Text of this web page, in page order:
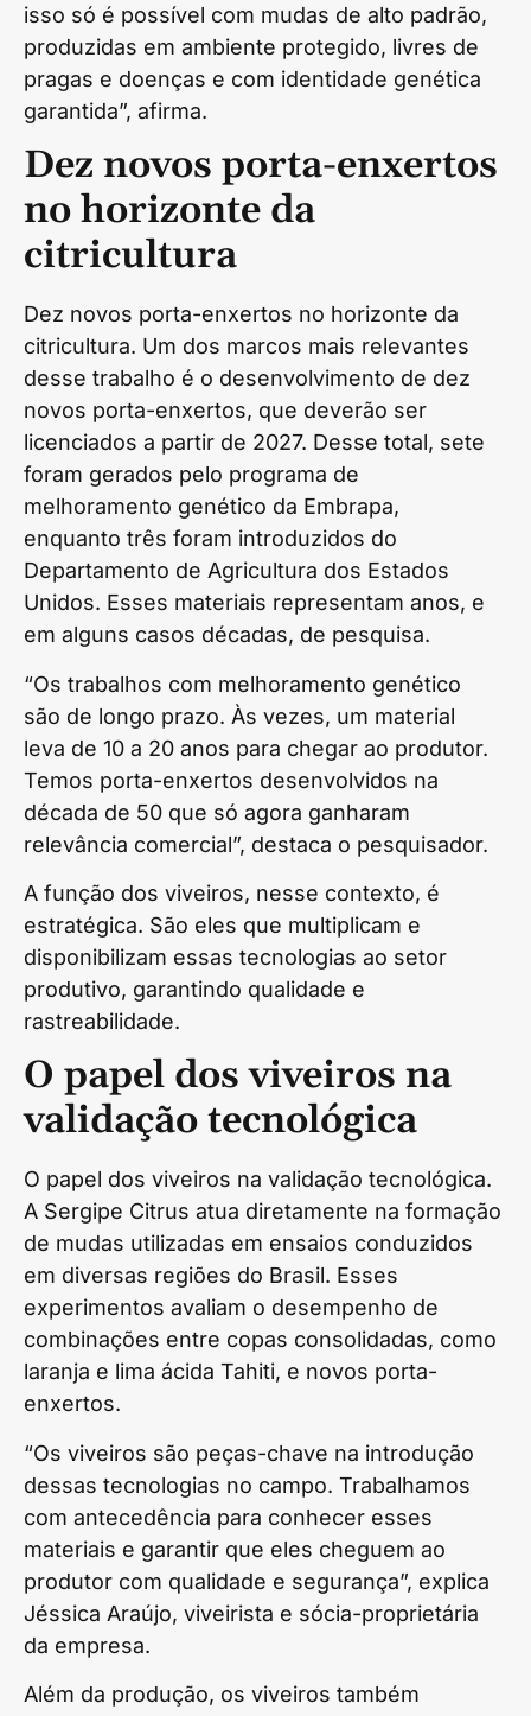
isso só é possível com mudas de alto padrão,
produzidas em ambiente protegido, livres de
pragas e doenças e com identidade genética
garantida”, afirma.
Dez novos porta-enxertos
no horizonte da
citricultura
Dez novos porta-enxertos no horizonte da
citricultura. Um dos marcos mais relevantes
desse trabalho é o desenvolvimento de dez
novos porta-enxertos, que deverão ser
licenciados a partir de 2027. Desse total, sete
foram gerados pelo programa de
melhoramento genético da Embrapa,
enquanto três foram introduzidos do
Departamento de Agricultura dos Estados
Unidos. Esses materiais representam anos, e
em alguns casos décadas, de pesquisa.
“Os trabalhos com melhoramento genético
são de longo prazo. Às vezes, um material
leva de 10 a 20 anos para chegar ao produtor.
Temos porta-enxertos desenvolvidos na
década de 50 que só agora ganharam
relevância comercial”, destaca o pesquisador.
A função dos viveiros, nesse contexto, é
estratégica. São eles que multiplicam e
disponibilizam essas tecnologias ao setor
produtivo, garantindo qualidade e
rastreabilidade.
O papel dos viveiros na
validação tecnológica
O papel dos viveiros na validação tecnológica.
A Sergipe Citrus atua diretamente na formação
de mudas utilizadas em ensaios conduzidos
em diversas regiões do Brasil. Esses
experimentos avaliam o desempenho de
combinações entre copas consolidadas, como
laranja e lima ácida Tahiti, e novos porta-
enxertos.
“Os viveiros são peças-chave na introdução
dessas tecnologias no campo. Trabalhamos
com antecedência para conhecer esses
materiais e garantir que eles cheguem ao
produtor com qualidade e segurança”, explica
Jéssica Araújo, viveirista e sócia-proprietária
da empresa.
Além da produção, os viveiros também